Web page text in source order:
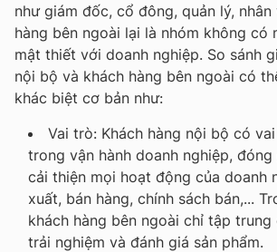
như giám đốc, cổ đông, quản lý,
hàng bên ngoài lại là nhóm không có
mật thiết với doanh nghiệp. So sánh
nội bộ và khách hàng bên ngoài có
khác biệt cơ bản như:
Vai trò: Khách hàng nội bộ có
trong vận hành doanh nghiệp,
cải thiện mọi hoạt động của doanh
xuất, bán hàng, chính sách bán,...
khách hàng bên ngoài chỉ tập trung
trải nghiệm và đánh giá sản phẩm.